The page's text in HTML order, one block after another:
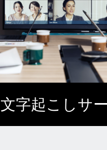
文字起こしサ